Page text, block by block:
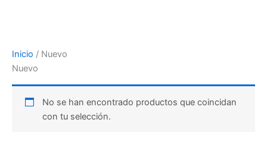
Inicio / Nuevo
Nuevo
No se han encontrado productos que coincidan
con tu selección.